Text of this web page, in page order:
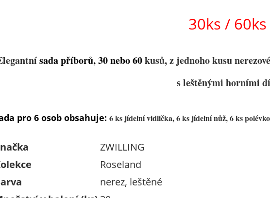
30ks / 60ks
sada příborů, 30 nebo 60kusů, z jednoho kusu
s leštěnými horními
pro 6 osob obsahuje: 6 ks jídelní vidlička, 6 ks jídelní nůž, 6 ks
ZWILLING
Roseland
nerez, leštěné